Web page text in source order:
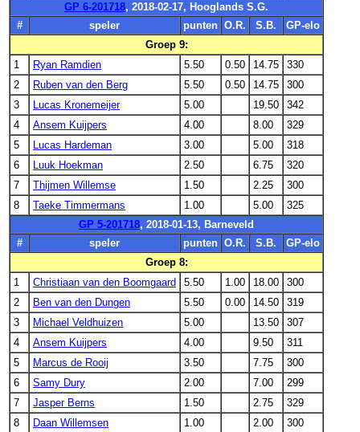
GP 6-201718, 2018-02-17, Hooglands S.G.
#
speler punten O.R. S.B.
GP-elo
Groep 9:
1
Ryan Ramdien 5.50 0.50 14.75
330
2
Ruben van den Berg 5.50 0.50 14.75
300
3
Lucas Kronemeijer 5.00 19.50
342
4
Ansem Kuijpers 4.00 8.00
329
5
Lucas Hardeman 3.00 5.00
318
6
Luuk Hoekman 2.50 6.75
320
7
Thijmen Willemse 1.50 2.25
300
8
Taeke Timmermans 1.00 5.00
325
GP 5-201718, 2018-01-13, Barneveld
#
speler punten O.R. S.B.
GP-elo
Groep 8:
1
Christiaan van den Boomgaard 5.50 1.00 18.00
300
2
Ben van den Dungen 5.50 0.00 14.50
319
3
Michael Veldhuizen 5.00 13.50
307
4
Ansem Kuijpers 4.00 9.50
311
5
Marcus de Rooij 3.50 7.75
300
6
Samy Dury 2.00 7.00
299
7
Jasper Berns 1.50 2.75
329
8
Daan Willemsen 1.00 2.00 300